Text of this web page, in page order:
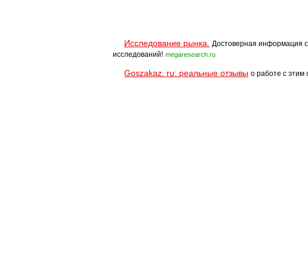
Исследование рынка.
Достоверная информация
исследований! megaresearch.ru
Goszakaz. ru: реальные отзывы о работе с этим